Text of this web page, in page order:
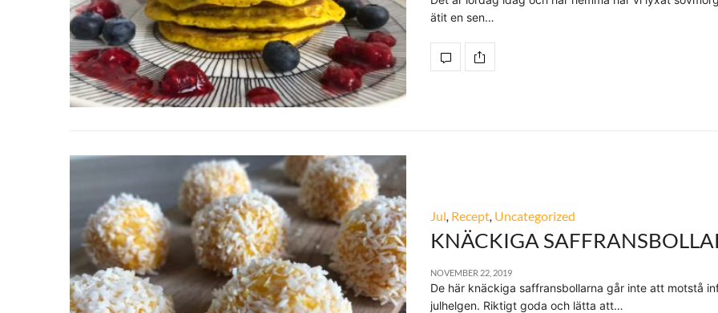
ätit en sen…
Jul, Recept, Uncategorized
KNÄCKIGA
NOVEMBER 22, 2019
De här knäckiga saffransbollarna går inte att motstå
julhelgen. Riktigt goda och lätta att…